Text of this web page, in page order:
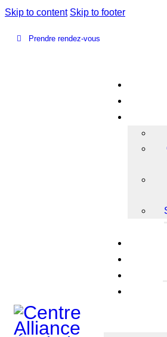
Skip to content Skip to footer
Prendre rendez-vous